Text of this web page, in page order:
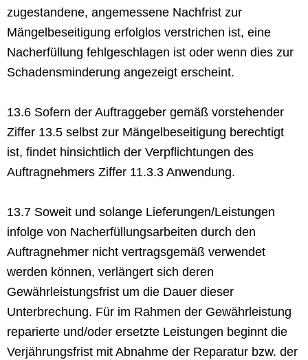
zugestandene, angemessene Nachfrist zur
Mängelbeseitigung erfolglos verstrichen ist, eine
Nacherfüllung fehlgeschlagen ist oder wenn dies zur
Schadensminderung angezeigt erscheint.
13.6 Sofern der Auftraggeber gemäß vorstehender
Ziffer 13.5 selbst zur Mängelbeseitigung berechtigt
ist, findet hinsichtlich der Verpflichtungen des
Auftragnehmers Ziffer 11.3.3 Anwendung.
13.7 Soweit und solange Lieferungen/Leistungen
infolge von Nacherfüllungsarbeiten durch den
Auftragnehmer nicht vertragsgemäß verwendet
werden können, verlängert sich deren
Gewährleistungsfrist um die Dauer dieser
Unterbrechung. Für im Rahmen der Gewährleistung
reparierte und/oder ersetzte Leistungen beginnt die
Verjährungsfrist mit Abnahme der Reparatur bzw. der